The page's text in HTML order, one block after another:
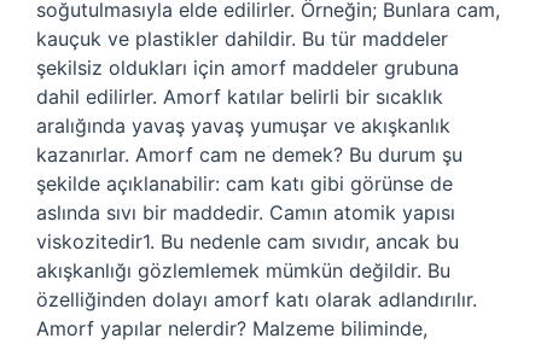
soğutulmasıyla elde edilirler. Örneğin; Bunlara cam,
kauçuk ve plastikler dahildir. Bu tür maddeler
şekilsiz oldukları için amorf maddeler grubuna
dahil edilirler. Amorf katılar belirli bir sıcaklık
aralığında yavaş yavaş yumuşar ve akışkanlık
kazanırlar. Amorf cam ne demek? Bu durum şu
şekilde açıklanabilir: cam katı gibi görünse de
aslında sıvı bir maddedir. Camın atomik yapısı
viskozitedir1. Bu nedenle cam sıvıdır, ancak bu
akışkanlığı gözlemlemek mümkün değildir. Bu
özelliğinden dolayı amorf katı olarak adlandırılır.
Amorf yapılar nelerdir? Malzeme biliminde,